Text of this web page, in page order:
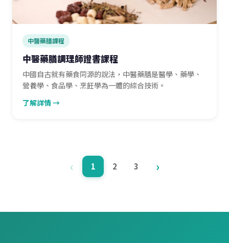
中醫藥膳課程
中醫藥膳調理師證書課程
中國自古就有藥食同源的說法，中醫藥膳是醫學、藥學、
營養學、食品學、烹飪學為一體的綜合技術。
了解詳情 →
‹ 1 2 3 ›